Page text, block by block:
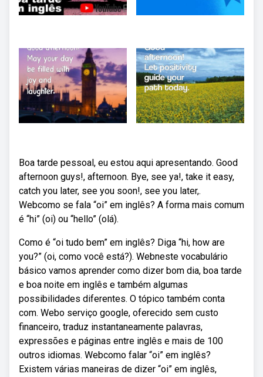
Boa tarde pessoal, eu estou aqui apresentando. Good
afternoon guys!, afternoon. Bye, see ya!, take it easy,
catch you later, see you soon!, see you later,.
Webcomo se fala “oi” em inglês? A forma mais comum
é “hi” (oi) ou “hello” (olá).
Como é “oi tudo bem” em inglês? Diga “hi, how are
you?” (oi, como você está?). Webneste vocabulário
básico vamos aprender como dizer bom dia, boa tarde
e boa noite em inglês e também algumas
possibilidades diferentes. O tópico também conta
com. Webo serviço google, oferecido sem custo
financeiro, traduz instantaneamente palavras,
expressões e páginas entre inglês e mais de 100
outros idiomas. Webcomo falar “oi” em inglês?
Existem várias maneiras de dizer “oi” em inglês,